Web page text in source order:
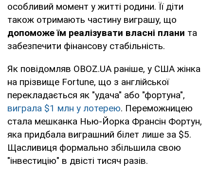
особливий момент у житті родини. Її діти
також отримають частину виграшу, що
допоможе їм реалізувати власні плани та
забезпечити фінансову стабільність.
Як повідомляв OBOZ.UA раніше, у США жінка
на прізвище Fortune, що з англійської
перекладається як "удача" або "фортуна",
виграла $1 млн у лотерею. Переможницею
стала мешканка Нью-Йорка Франсін Фортун,
яка придбала виграшний білет лише за $5.
Щасливиця формально збільшила свою
"інвестицію" в двісті тисяч разів.